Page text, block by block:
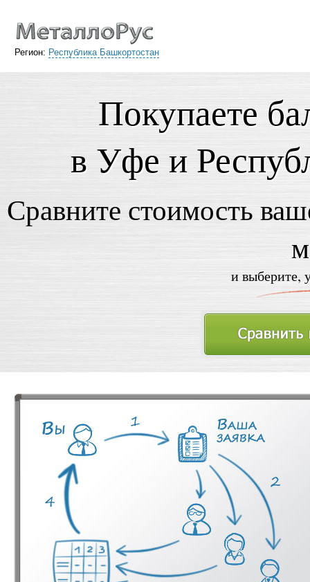
Регион: Республика Башкортостан
Покупаете
в Уфе и
Сравните стоимость
и выберите,